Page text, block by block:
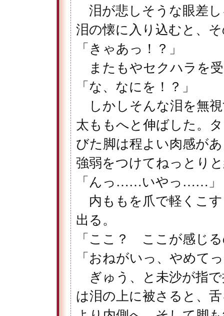
泪が悲しそうな眼差
泪の懐に入り込むと、
「きゃあっ！？」
またもやセクハラを
「な、なにを！？」
しかしそんな泪を無
太ももへと伸ばした。
びた脚は程よい肉感が
強弱をつけてねっとり
「んっ……いやっ……」
内ももを爪で軽くこ
出る。
「ここ？ ここが感じ
「おねがいっ、やめ
ぎゅう、と未沙が指
は泪の上に被さると、